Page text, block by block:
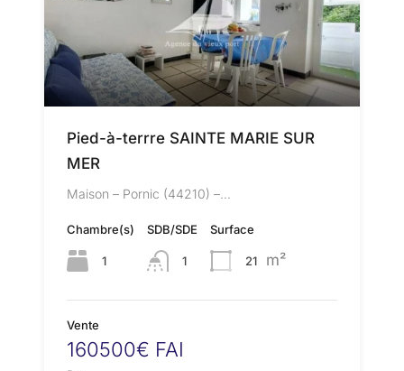
Pied-à-terrre SAINTE MARIE SUR
MER
Maison – Pornic (44210) –…
Chambre(s)
1
SDB/SDE
1
Surface
21 m²
Vente
160500€ FAI